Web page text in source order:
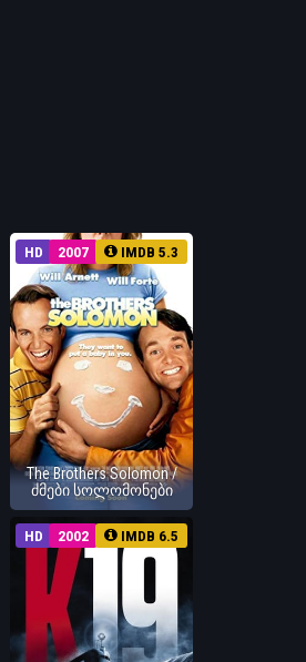
HD 2007 IMDB 5.3
The Brothers Solomon /
ძმები სოლომონები
HD 2002 IMDB 6.5